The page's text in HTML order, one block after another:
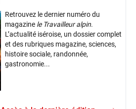
Retrouvez le dernier numéro du
magazine le Travailleur alpin.
L’actualité iséroise, un dossier complet
et des rubriques magazine, sciences,
histoire sociale, randonnée,
gastronomie...